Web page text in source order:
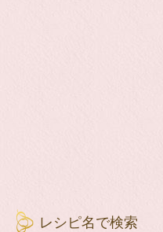
レシピ名で検索